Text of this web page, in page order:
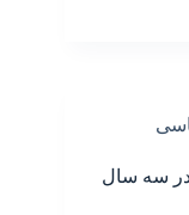
در سه سال